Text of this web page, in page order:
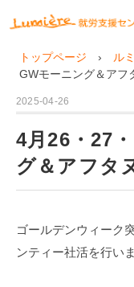
トップページ ル
GWモーニング＆アフ
2025-04-26
4月26・27
グ＆アフタ
ゴールデンウィーク
ンティー社活を行い